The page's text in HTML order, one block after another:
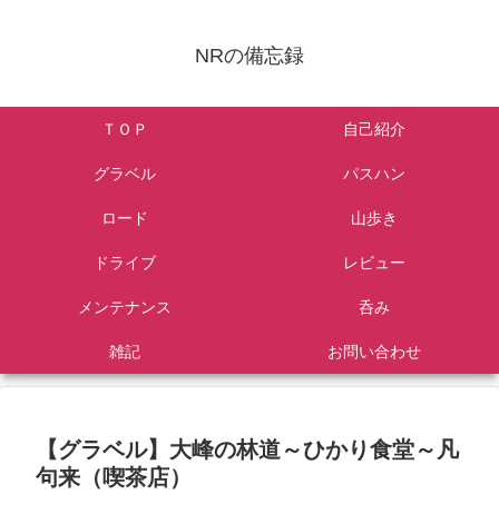
NRの備忘録
ＴＯＰ 自己紹介
グラベル パスハン
ロード 山歩き
ドライブ レビュー
メンテナンス 呑み
雑記 お問い合わせ
【グラベル】大峰の林道～ひかり食堂～凡
句来（喫茶店）